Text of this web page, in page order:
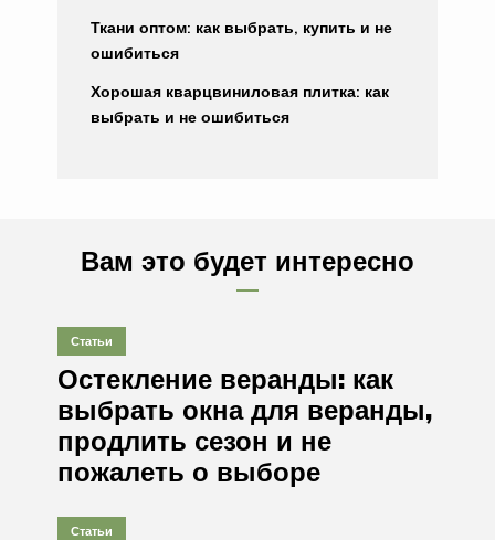
Ткани оптом: как выбрать, купить и не
ошибиться
Хорошая кварцвиниловая плитка: как
выбрать и не ошибиться
Вам это будет интересно
Статьи
Остекление веранды: как
выбрать окна для веранды,
продлить сезон и не
пожалеть о выборе
Статьи